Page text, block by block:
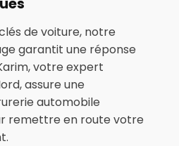
de voiture, notre
garantit une réponse
votre expert
assure une
automobile
remettre en route votre